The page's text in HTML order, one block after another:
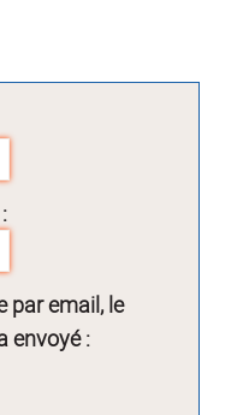
par email, le
envoyé :